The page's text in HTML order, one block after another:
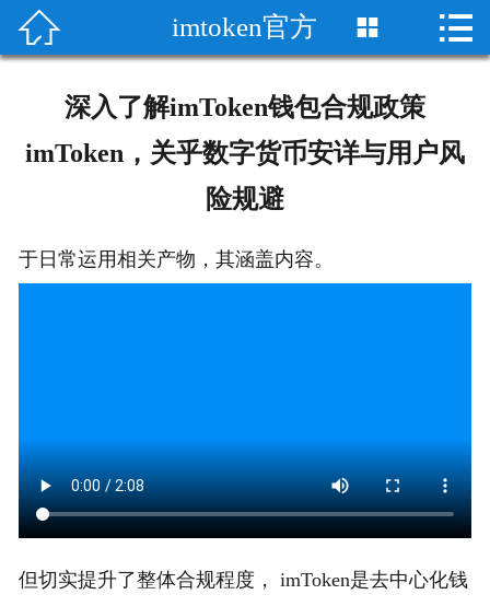
 首页
imtoken wallet
im质押
 imtoken官方  
深入了解imToken钱包合规政策
imToken，关乎数字货币安详与用户风
险规避
于日常运用相关产物，其涵盖内容。
但切实提升了整体合规程度， imToken是去中心化钱